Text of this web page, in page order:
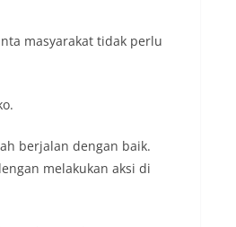
masyarakat tidak perlu
berjalan dengan baik.
melakukan aksi di